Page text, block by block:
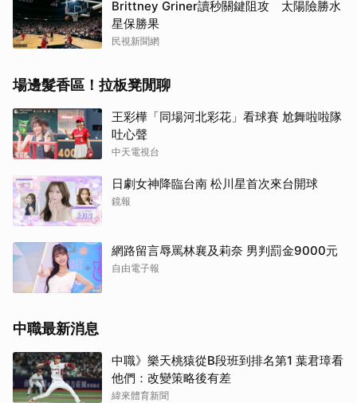
Brittney Griner讀秒關鍵阻攻 太陽險勝水
星保勝果
民視新聞網
場邊髮香區！拉板凳閒聊
王彩樺「同場河北彩花」看球賽 尬舞啦啦隊
吐心聲
中天電視台
日劇女神降臨台南 松川星首次來台開球
鏡報
網路留言辱罵林襄及莉奈 男判罰金9000元
自由電子報
中職最新消息
中職》樂天桃猿從B段班到排名第1 葉君璋看
他們：改變策略後有差
緯來體育新聞